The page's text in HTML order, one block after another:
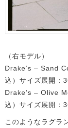
（右モデル）
Drake’s – Sand
込）サイズ展開：
Drake’s – Olive
込）サイズ展開：
このようなラグラ